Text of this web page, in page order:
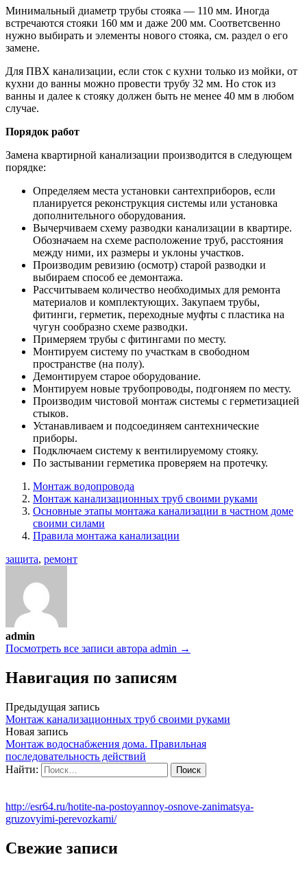
Минимальный диаметр трубы стояка — 110 мм. Иногда
встречаются стояки 160 мм и даже 200 мм. Соответсвенно
нужно выбирать и элементы нового стояка, см. раздел о его
замене.
Для ПВХ канализации, если сток с кухни только из мойки, от
кухни до ванны можно провести трубу 32 мм. Но сток из
ванны и далее к стояку должен быть не менее 40 мм в любом
случае.
Порядок работ
Замена квартирной канализации производится в следующем
порядке:
Определяем места установки сантехприборов, если
планируется реконструкция системы или установка
дополнительного оборудования.
Вычерчиваем схему разводки канализации в квартире.
Обозначаем на схеме расположение труб, расстояния
между ними, их размеры и уклоны участков.
Производим ревизию (осмотр) старой разводки и
выбираем способ ее демонтажа.
Рассчитываем количество необходимых для ремонта
материалов и комплектующих. Закупаем трубы,
фитинги, герметик, переходные муфты с пластика на
чугун сообразно схеме разводки.
Примеряем трубы с фитингами по месту.
Монтируем систему по участкам в свободном
пространстве (на полу).
Демонтируем старое оборудование.
Монтируем новые трубопроводы, подгоняем по месту.
Производим чистовой монтаж системы с герметизацией
стыков.
Устанавливаем и подсоединяем сантехнические
приборы.
Подключаем систему к вентилируемому стояку.
По застывании герметика проверяем на протечку.
Монтаж водопровода
Монтаж канализационных труб своими руками
Основные этапы монтажа канализации в частном доме
своими силами
Правила монтажа канализации
защита, ремонт
admin
Посмотреть все записи автора admin →
Навигация по записям
Предыдущая запись
Монтаж канализационных труб своими руками
Новая запись
Монтаж водоснабжения дома. Правильная
последовательность действий
Найти:
http://esr64.ru/hotite-na-postoyannoy-osnove-zanimatsya-
gruzovyimi-perevozkami/
Свежие записи